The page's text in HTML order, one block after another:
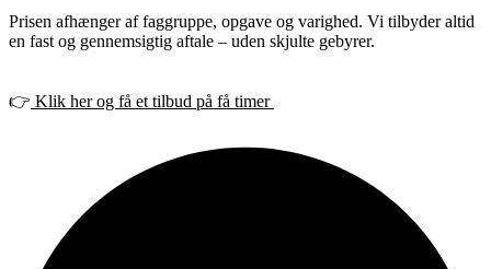
Prisen afhænger af faggruppe, opgave og varighed. Vi tilbyder altid
en fast og gennemsigtig aftale – uden skjulte gebyrer.
👉 Klik her og få et tilbud på få timer